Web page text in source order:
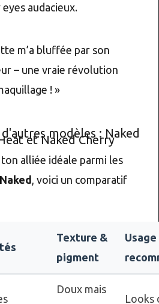
audacieux.
m’a bluffée par son
– une vraie révolution
! »
modèles : Naked
et Naked Cherry
alliée idéale parmi les
Naked , voici un comparatif
Texture &
pigment
Usage
Doux mais
Looks